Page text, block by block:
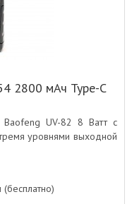
2800 мАч Type-C
Baofeng UV-82 8 Ватт с
уровнями выходной